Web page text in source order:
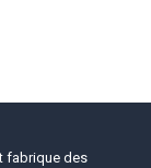
fabrique des